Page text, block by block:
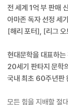
전 세계 1억 부 판매
아마존 독자 선정 세
[해리 포터], [리그
현대문학을 대표하
20세기 판타지 문학
국내 최초 60주년판
모든 힘을 지배할 절